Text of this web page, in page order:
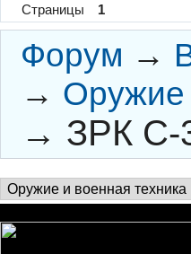
Страницы 1
Форум →
→ Оружие
→ ЗРК С-